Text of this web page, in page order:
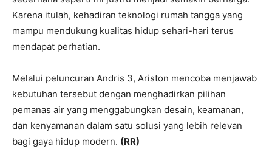
Karena itulah, kehadiran teknologi rumah tangga yang
mampu mendukung kualitas hidup sehari-hari terus
mendapat perhatian.
Melalui peluncuran Andris 3, Ariston mencoba menjawab
kebutuhan tersebut dengan menghadirkan pilihan
pemanas air yang menggabungkan desain, keamanan,
dan kenyamanan dalam satu solusi yang lebih relevan
bagi gaya hidup modern. (RR)